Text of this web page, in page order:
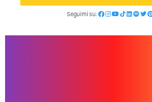
Seguimi su: